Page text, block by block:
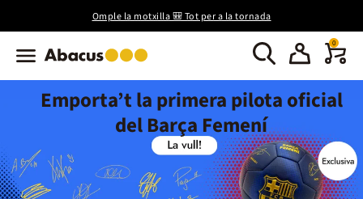
Omple la motxilla 🎒 Tot per a la tornada
0
Emporta’t la primera pilota oficial
del Barça Femení